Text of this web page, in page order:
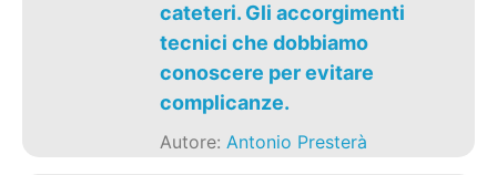
cateteri. Gli accorgimenti
tecnici che dobbiamo
conoscere per evitare
complicanze.
Autore:Antonio Presterà